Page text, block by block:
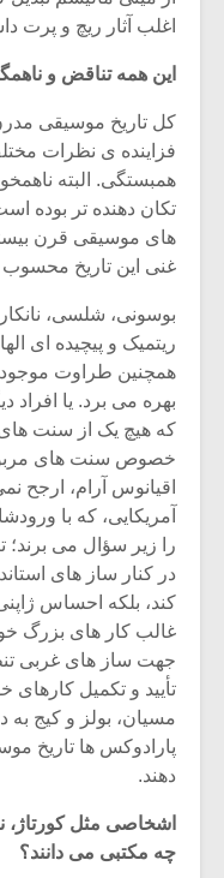
اغلب آثار ریچ و پرت
این همه تناقض و
کل تاریخ موسیقی
فزاینده ی نظرات
همبستگی. البته
تکان دهنده تر بوده
های موسیقی قرن
غنی این تاریخ
بوسونی، شلسی،
ریتمیک و پیچیده ای
همچنین طراوت موجود
بهره می برد. یا
که هیچ یک از سنت های
خصوص سنت های
اقیانوس آرام، ارجح
آمریکایی، که با
را زیر سؤال می برند؛
در کنار ساز های
کند، بلکه احساس
غالب کار های بزرگ
جهت ساز های غربی
تأیید و تکمیل کارهای
مسیان، بولز و کیج
پارادوکس ها تاریخ
دهند.
اشخاصی مثل کورتاژ،
چه مکتبی می دانند؟